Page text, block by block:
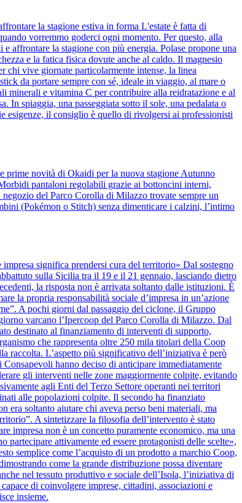
la stagione estiva in forma L'estate è fatta di
vorremmo goderci ogni momento. Per questo, alla
affrontare la stagione con più energia. Polase propone una
e la fatica fisica dovute anche al caldo. Il magnesio
chi vive giornate particolarmente intense, la linea
da portare sempre con sé, ideale in viaggio, al mare o
minerali e vitamina C per contribuire alla reidratazione e al
In spiaggia, una passeggiata sotto il sole, una pedalata o
esigenze, il consiglio è quello di rivolgersi ai professionisti
prime novità di Okaidi per la nuova stagione Autunno
pantaloni regolabili grazie ai bottoncini interni,
del Parco Corolla di Milazzo trovate sempre un
(Pokémon o Stitch) senza dimenticare i calzini, l’intimo
significa prendersi cura del territorio» Dal sostegno
sulla Sicilia tra il 19 e il 21 gennaio, lasciando dietro
la risposta non è arrivata soltanto dalle istituzioni. È
la propria responsabilità sociale d’impresa in un’azione
A pochi giorni dal passaggio del ciclone, il Gruppo
varcano l’Ipercoop del Parco Corolla di Milazzo. Dal
destinato al finanziamento di interventi di supporto,
che rappresenta oltre 250 mila titolari della Coop
raccolta. L’aspetto più significativo dell’iniziativa è però
hanno deciso di anticipare immediatamente
gli interventi nelle zone maggiormente colpite, evitando
agli Enti del Terzo Settore operanti nei territori
alle popolazioni colpite. Il secondo ha finanziato
era soltanto aiutare chi aveva perso beni materiali, ma
A sintetizzare la filosofia dell’intervento è stato
impresa non è un concetto puramente economico, ma una
attivamente ed essere protagonisti delle scelte»,
semplice come l’acquisto di un prodotto a marchio Coop,
come la grande distribuzione possa diventare
nel tessuto produttivo e sociale dell’Isola, l’iniziativa di
di coinvolgere imprese, cittadini, associazioni e
insieme.